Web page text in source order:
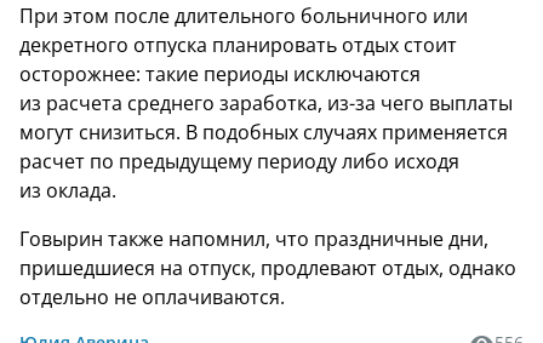
При этом после длительного больничного или
декретного отпуска планировать отдых стоит
осторожнее: такие периоды исключаются
из расчета среднего заработка, из-за чего выплаты
могут снизиться. В подобных случаях применяется
расчет по предыдущему периоду либо исходя
из оклада.
Говырин также напомнил, что праздничные дни,
пришедшиеся на отпуск, продлевают отдых, однако
отдельно не оплачиваются.